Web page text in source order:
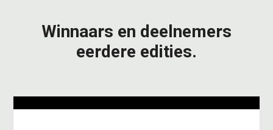
Winnaars en deelnemers
eerdere edities.